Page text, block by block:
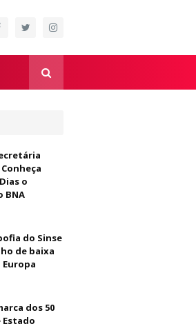
o
BNA
do Sinse
de baixa
dos 50